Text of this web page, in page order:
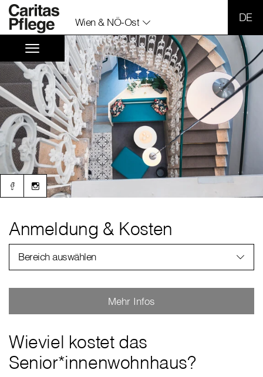
Wien & NÖ-Ost
Anmeldung & Kosten
Bereich auswählen
Mehr Infos
Wieviel kostet das
Senior*innenwohnhaus?